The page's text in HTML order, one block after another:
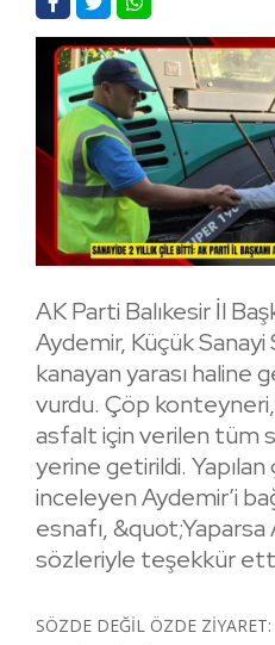
AK Parti Balıkesir İl
Aydemir, Küçük Sanayi
kanayan yarası haline
vurdu. Çöp konteyneri,
asfalt için verilen tüm
yerine getirildi. Yapılan
inceleyen Aydemir’i
esnafı,
sözleriyle teşekkür
SÖZDE DEĞİL ÖZDE